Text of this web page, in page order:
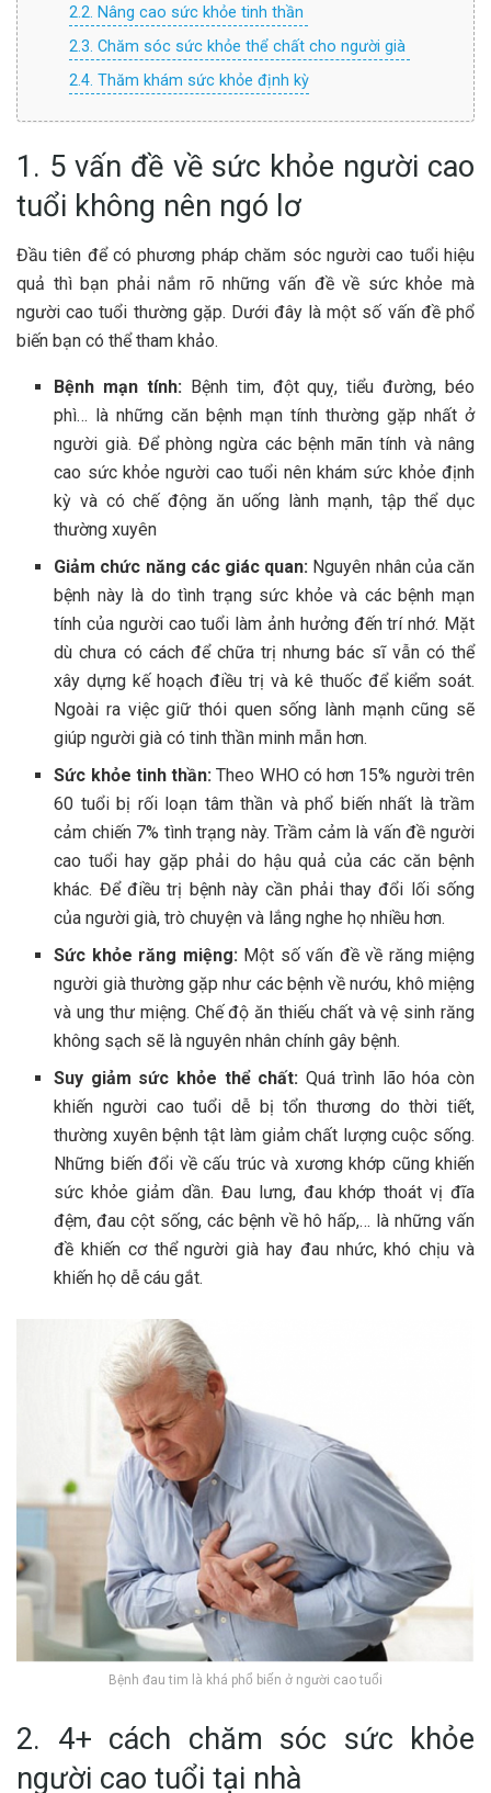
2.2. Nâng cao sức khỏe tinh thần
2.3. Chăm sóc sức khỏe thể chất cho người già
2.4. Thăm khám sức khỏe định kỳ
1. 5 vấn đề về sức khỏe người cao
tuổi không nên ngó lơ
Đầu tiên để có phương pháp chăm sóc người cao tuổi hiệu
quả thì bạn phải nắm rõ những vấn đề về sức khỏe mà
người cao tuổi thường gặp. Dưới đây là một số vấn đề phổ
biến bạn có thể tham khảo.
Bệnh mạn tính: Bệnh tim, đột quỵ, tiểu đường, béo
phì… là những căn bệnh mạn tính thường gặp nhất ở
người già. Để phòng ngừa các bệnh mãn tính và nâng
cao sức khỏe người cao tuổi nên khám sức khỏe định
kỳ và có chế động ăn uống lành mạnh, tập thể dục
thường xuyên
Giảm chức năng các giác quan: Nguyên nhân của căn
bệnh này là do tình trạng sức khỏe và các bệnh mạn
tính của người cao tuổi làm ảnh hưởng đến trí nhớ. Mặt
dù chưa có cách để chữa trị nhưng bác sĩ vẫn có thể
xây dựng kế hoạch điều trị và kê thuốc để kiểm soát.
Ngoài ra việc giữ thói quen sống lành mạnh cũng sẽ
giúp người già có tinh thần minh mẫn hơn.
Sức khỏe tinh thần:Theo WHO có hơn 15% người trên
60 tuổi bị rối loạn tâm thần và phổ biến nhất là trầm
cảm chiến 7% tình trạng này. Trầm cảm là vấn đề người
cao tuổi hay gặp phải do hậu quả của các căn bệnh
khác. Để điều trị bệnh này cần phải thay đổi lối sống
của người già, trò chuyện và lắng nghe họ nhiều hơn.
Sức khỏe răng miệng: Một số vấn đề về răng miệng
người già thường gặp như các bệnh về nướu, khô miệng
và ung thư miệng. Chế độ ăn thiếu chất và vệ sinh răng
không sạch sẽ là nguyên nhân chính gây bệnh.
Suy giảm sức khỏe thể chất: Quá trình lão hóa còn
khiến người cao tuổi dễ bị tổn thương do thời tiết,
thường xuyên bệnh tật làm giảm chất lượng cuộc sống.
Những biến đổi về cấu trúc và xương khớp cũng khiến
sức khỏe giảm dần. Đau lưng, đau khớp thoát vị đĩa
đệm, đau cột sống, các bệnh về hô hấp,… là những vấn
đề khiến cơ thể người già hay đau nhức, khó chịu và
khiến họ dễ cáu gắt.
Bệnh đau tim là khá phổ biến ở người cao tuổi
2. 4+ cách chăm sóc sức khỏe
người cao tuổi tại nhà